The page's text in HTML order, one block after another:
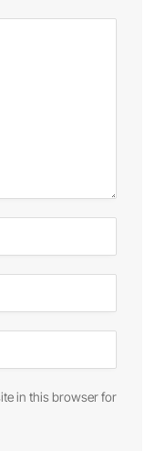
in this browser for